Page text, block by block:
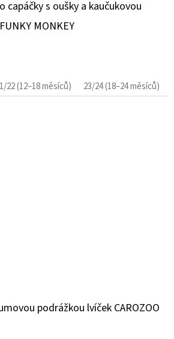
capáčky s oušky a kaučukovou
MONKEY
22 (12–18 měsíců) 23/24 (18–24 měsíců)
podrážkou lvíček CAROZOO